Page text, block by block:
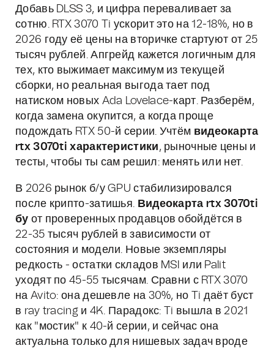
Добавь DLSS 3, и цифра переваливает за
сотню. RTX 3070 Ti ускорит это на 12-18%, но в
2026 году её цены на вторичке стартуют от 25
тысяч рублей. Апгрейд кажется логичным для
тех, кто выжимает максимум из текущей
сборки, но реальная выгода тает под
натиском новых Ada Lovelace-карт. Разберём,
когда замена окупится, а когда проще
подождать RTX 50-й серии. Учтём видеокарта
rtx 3070ti характеристики, рыночные цены и
тесты, чтобы ты сам решил: менять или нет.
В 2026 рынок б/у GPU стабилизировался
после крипто-затишья. Видеокарта rtx 3070ti
бу от проверенных продавцов обойдётся в
22-35 тысяч рублей в зависимости от
состояния и модели. Новые экземпляры
редкость - остатки складов MSI или Palit
уходят по 45-55 тысячам. Сравни с RTX 3070
на Avito: она дешевле на 30%, но Ti даёт буст
в ray tracing и 4K. Парадокс: Ti вышла в 2021
как "мостик" к 40-й серии, и сейчас она
актуальна только для нишевых задач вроде